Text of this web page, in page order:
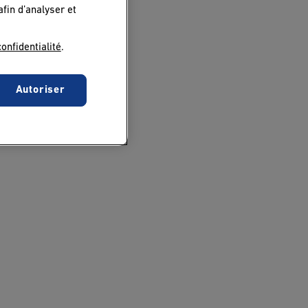
d’analyser et
.
Autoriser